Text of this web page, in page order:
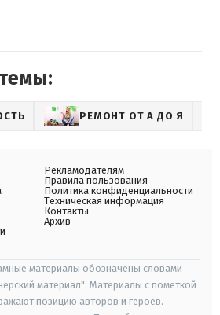
РЕМОНТ ОТ А ДО Я
Рекламодателям
Правила пользования
Политика конфиденциальности
Техническая информация
Контакты
Архив
материалы обозначены словами
материал". Материалы с пометкой
позицию авторов и героев.